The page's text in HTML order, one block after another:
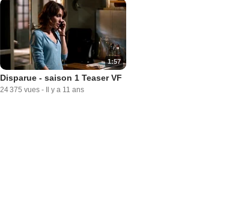
1:57
Disparue - saison 1 Teaser VF
24 375 vues - Il y a 11 ans